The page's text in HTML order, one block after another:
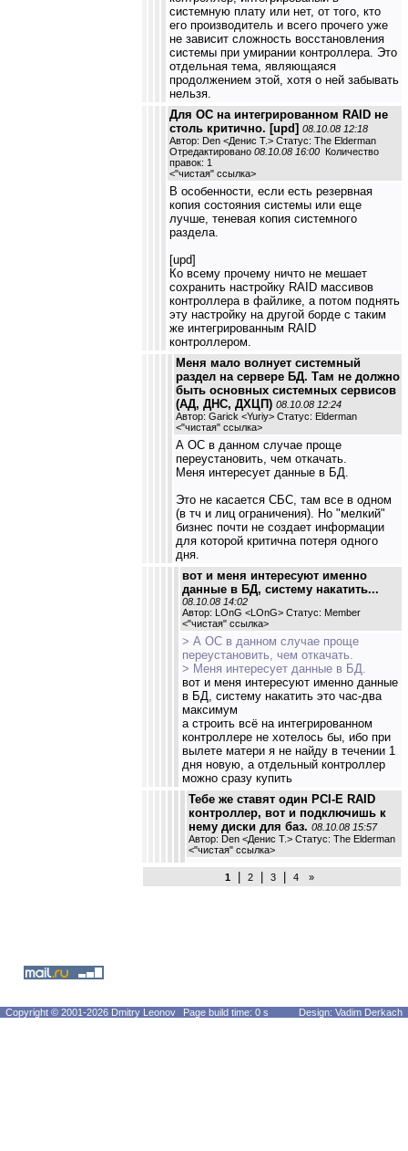
системную плату или нет, от того, кто
его производитель и всего прочего уже
не зависит сложность восстановления
системы при умирании контроллера. Это
отдельная тема, являющаяся
продолжением этой, хотя о ней забывать
нельзя.
Для ОС на интегрированном RAID не
столь критично. [upd] 08.10.08 12:18
Автор: Den <Денис Т.> Статус: The Elderman
Отредактировано 08.10.08 16:00 Количество
правок: 1
<"чистая" ссылка>
В особенности, если есть резервная
копия состояния системы или еще
лучше, теневая копия системного
раздела.
[upd]
Ко всему прочему ничто не мешает
сохранить настройку RAID массивов
контроллера в файлике, а потом поднять
эту настройку на другой борде с таким
же интегрированным RAID
контроллером.
Меня мало волнует системный
раздел на сервере БД. Там не должно
быть основных системных сервисов
(АД, ДНС, ДХЦП) 08.10.08 12:24
Автор: Garick <Yuriy> Статус: Elderman
<"чистая" ссылка>
А ОС в данном случае проще
переустановить, чем откачать.
Меня интересует данные в БД.
Это не касается СБС, там все в одном
(в тч и лиц ограничения). Но "мелкий"
бизнес почти не создает информации
для которой критична потеря одного
дня.
вот и меня интересуют именно
данные в БД, систему накатить...
08.10.08 14:02
Автор: LOnG <LOnG> Статус: Member
<"чистая" ссылка>
> А ОС в данном случае проще
переустановить, чем откачать.
> Меня интересует данные в БД.
вот и меня интересуют именно данные
в БД, систему накатить это час-два
максимум
а строить всё на интегрированном
контроллере не хотелось бы, ибо при
вылете матери я не найду в течении 1
дня новую, а отдельный контроллер
можно сразу купить
Тебе же ставят один PCI-E RAID
контроллер, вот и подключишь к
нему диски для баз. 08.10.08 15:57
Автор: Den <Денис Т.> Статус: The Elderman
<"чистая" ссылка>
1| 2| 3| 4 »
Copyright © 2001-2026 Dmitry Leonov Page build time: 0 s Design: Vadim Derkach